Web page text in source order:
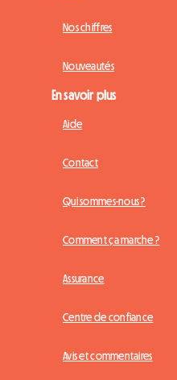
Nos chiffres
Nouveautés
En savoir plus
Aide
Contact
Qui sommes-nous ?
Comment ça marche ?
Assurance
Centre de confiance
Avis et commentaires